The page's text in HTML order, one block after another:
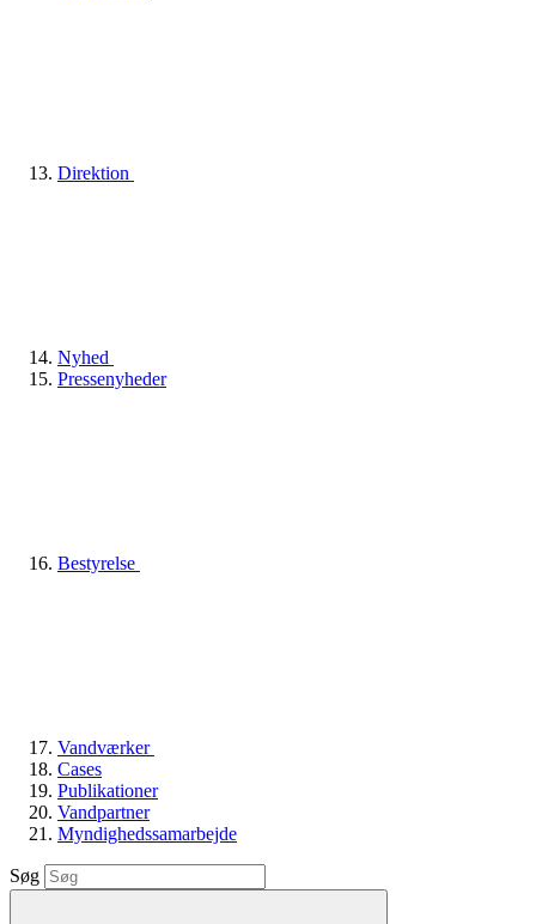
Direktion
Nyhed
Pressenyheder
Bestyrelse
Vandværker
Cases
Publikationer
Vandpartner
Myndighedssamarbejde
Søg